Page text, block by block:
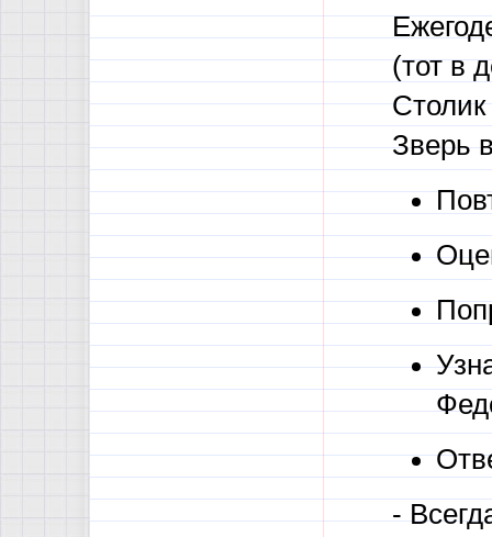
(тот в
Столик
Зверь
-